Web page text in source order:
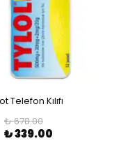
Telefon Kılıfı
₺ 678.00
₺ 339.00